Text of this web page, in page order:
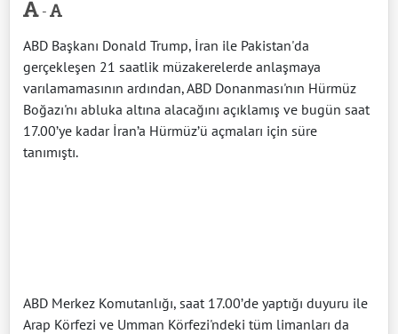
-
ABD Başkanı ​Donald Trump, İran ile Pakistan'da
gerçekleşen 21 saatlik müzakerelerde anlaşmaya
varılamamasının ​ardından, ABD Donanması'nın Hürmüz
Boğazı'nı abluka altına alacağını açıklamış ve bugün saat
17.00’ye kadar İran’a Hürmüz’ü açmaları için süre
tanımıştı.
ABD Merkez Komutanlığı, saat 17.00’de yaptığı duyuru ile
Arap Körfezi ve Umman Körfezi'ndeki tüm limanları da